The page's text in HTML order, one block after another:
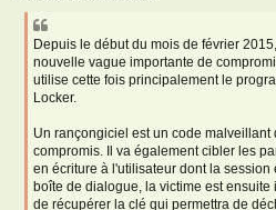
s
Depuis le début du mois de février
nouvelle vague importante de
utilise cette fois principalement le
Locker.
Un rançongiciel est un code
compromis. Il va également cibler les
en écriture à l'utilisateur dont la session
boîte de dialogue, la victime est
de récupérer la clé qui permettra de